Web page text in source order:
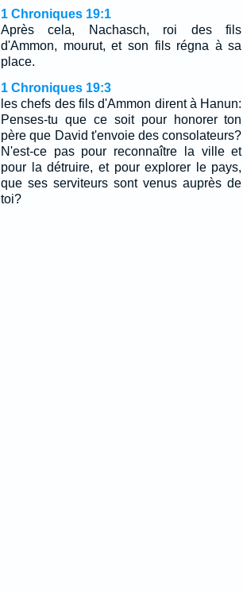
1 Chroniques 19:1
Après cela, Nachasch, roi des fils
d'Ammon, mourut, et son fils régna à sa
place.
1 Chroniques 19:3
les chefs des fils d'Ammon dirent à Hanun:
Penses-tu que ce soit pour honorer ton
père que David t'envoie des consolateurs?
N'est-ce pas pour reconnaître la ville et
pour la détruire, et pour explorer le pays,
que ses serviteurs sont venus auprès de
toi?